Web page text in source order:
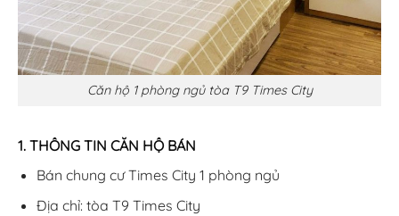
Căn hộ 1 phòng ngủ tòa T9 Times City
1. THÔNG TIN CĂN HỘ BÁN
Bán chung cư Times City 1 phòng ngủ
Địa chỉ: tòa T9 Times City